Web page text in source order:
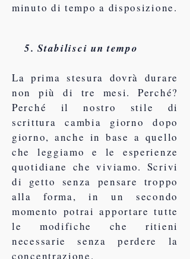
minuto di tempo a disposizione.
5. Stabilisci un tempo
La prima stesura dovrà durare
non più di tre mesi. Perché?
Perché il nostro stile di
scrittura cambia giorno dopo
giorno, anche in base a quello
che leggiamo e le esperienze
quotidiane che viviamo. Scrivi
di getto senza pensare troppo
alla forma, in un secondo
momento potrai apportare tutte
le modifiche che ritieni
necessarie senza perdere la
concentrazione.